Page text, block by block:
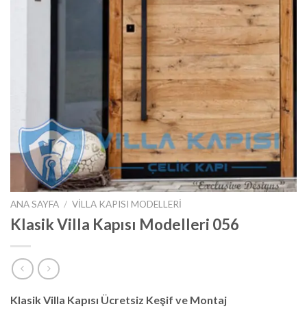
ANA SAYFA / VILLA KAPISI MODELLERI
Klasik Villa Kapısı Modelleri 056
Klasik Villa Kapısı Ücretsiz Keşif ve Montaj